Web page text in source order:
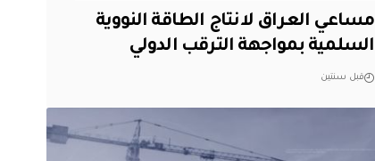
مساعي العراق لانتاج الطاقة النووية
السلمية بمواجهة الترقب الدولي
قبل سنتين